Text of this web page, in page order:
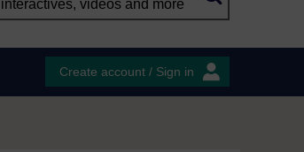
Create account / Sign in